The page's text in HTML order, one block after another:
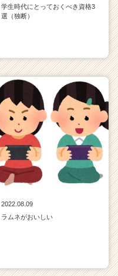
学生時代にとっておくべき資格3
選（独断）
2022.08.09
ラムネがおいしい